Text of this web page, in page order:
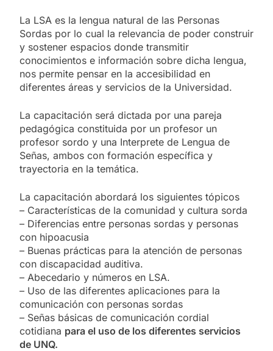
La LSA es la lengua natural de las Personas
Sordas por lo cual la relevancia de poder construir
y sostener espacios donde transmitir
conocimientos e información sobre dicha lengua,
nos permite pensar en la accesibilidad en
diferentes áreas y servicios de la Universidad.
La capacitación será dictada por una pareja
pedagógica constituida por un profesor un
profesor sordo y una Interprete de Lengua de
Señas, ambos con formación específica y
trayectoria en la temática.
La capacitación abordará los siguientes tópicos
– Características de la comunidad y cultura sorda
– Diferencias entre personas sordas y personas
con hipoacusia
– Buenas prácticas para la atención de personas
con discapacidad auditiva.
– Abecedario y números en LSA.
– Uso de las diferentes aplicaciones para la
comunicación con personas sordas
– Señas básicas de comunicación cordial
cotidiana para el uso de los diferentes servicios
de UNQ.